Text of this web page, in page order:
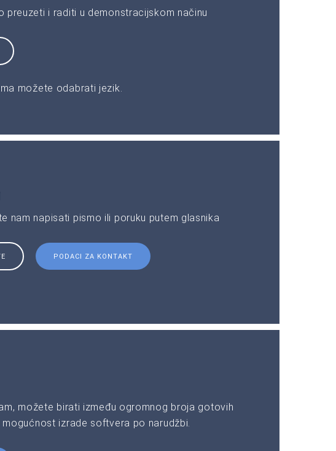
preuzeti i raditi u demonstracijskom načinu
možete odabrati jezik.
nam napisati pismo ili poruku putem glasnika
PODACI ZA KONTAKT
možete birati između ogromnog broja gotovih
izrade softvera po narudžbi.